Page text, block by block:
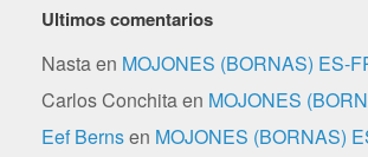
Ultimos comentarios
Nastaen MOJONES (BORNAS) ES-
Carlos Conchitaen MOJONES
Eef Bernsen MOJONES (BORNAS)